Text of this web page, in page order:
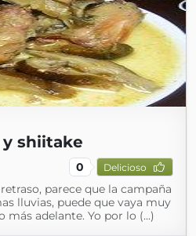
y shiitake
0 Delicioso
parece que la campaña
lluvias, puede que vaya muy
adelante. Yo por lo (...)